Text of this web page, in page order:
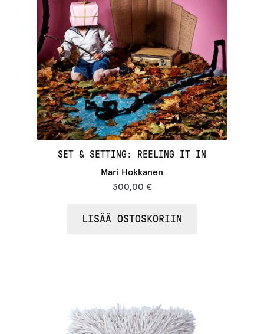
SET & SETTING: REELING IT IN
Mari Hokkanen
300,00 €
LISÄÄ OSTOSKORIIN